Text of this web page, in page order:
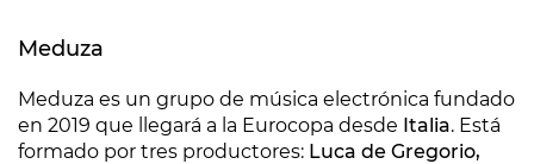
Meduza
Meduza es un grupo de música electrónica fundado
en 2019 que llegará a la Eurocopa desde Italia. Está
formado por tres productores: Luca de Gregorio,